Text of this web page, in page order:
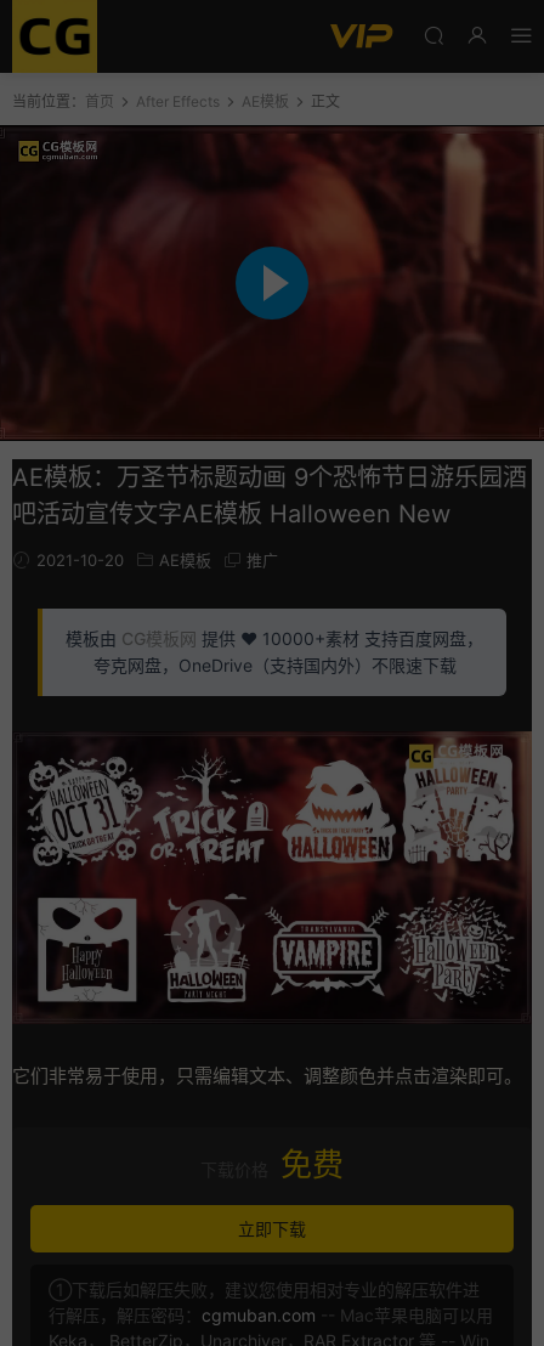
当前位置： 首页 After Effects AE模板 正文
AE模板：万圣节标题动画 9个恐怖节日游乐园酒
吧活动宣传文字AE模板 Halloween New
2021-10-20 AE模板 推广
模板由 CG模板网 提供 ❤️ 10000+素材 支持百度网盘，
夸克网盘，OneDrive（支持国内外）不限速下载
它们非常易于使用，只需编辑文本、调整颜色并点击渲染即可。
免费
立即下载
①下载后如解压失败，建议您使用相对专业的解压软件进
行解压，解压密码： cgmuban.com -- Mac苹果电脑可以用
Keka ， BetterZip ， Unarchiver， RAR Extractor 等 -- Win